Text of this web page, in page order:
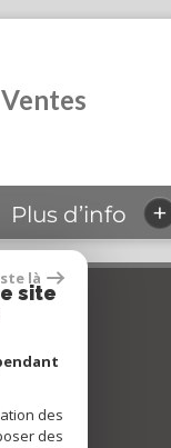
Ventes
Plus d’info +
là
site
des
des